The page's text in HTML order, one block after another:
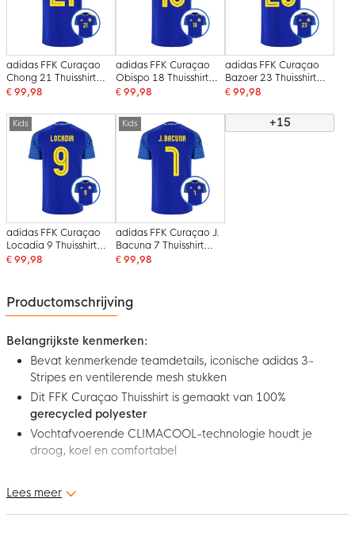
adidas FFK Curaçao
Chong 21 Thuisshirt
2026-2028 Kids
€ 99,98
adidas FFK Curaçao
Obispo 18 Thuisshirt
2026-2028 Kids
€ 99,98
adidas FFK Curaçao
Bazoer 23 Thuisshirt
2026-2028 Kids
€ 99,98
Kids
adidas FFK Curaçao
Locadia 9 Thuisshirt
2026-2028 Kids
€ 99,98
Kids
adidas FFK Curaçao J.
Bacuna 7 Thuisshirt
2026-2028 Kids
€ 99,98
+15
Productomschrijving
Belangrijkste kenmerken:
Bevat kenmerkende teamdetails, iconische adidas 3-
Stripes en ventilerende mesh stukken
Dit FFK Curaçao Thuisshirt is gemaakt van 100%
gerecycled polyester
Vochtafvoerende CLIMACOOL-technologie houdt je
droog, koel en comfortabel
Dit is het adidas FFK Curaçao Thuisshirt 2026-2028 Kids! Dit
Lees meer